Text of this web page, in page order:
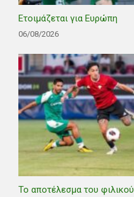
Ετοιμάζεται για Ευρώπη
06/08/2026
Το αποτέλεσμα του φιλικού